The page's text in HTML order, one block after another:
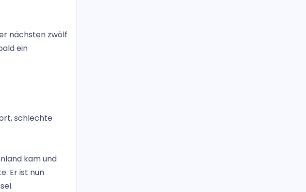
nächsten zwölf
ein
schlechte
kam und
Er ist nun